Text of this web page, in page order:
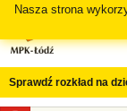
Nasza strona
Sprawdź rozkład na